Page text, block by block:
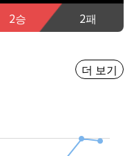
2승
2패
더 보기